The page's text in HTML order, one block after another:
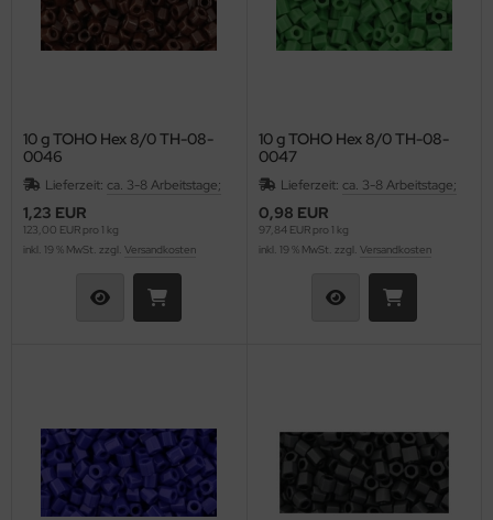
10 g TOHO Hex 8/0 TH-08-
0046
Lieferzeit: ca. 3-8 Arbeitstage;
1,23 EUR
123,00 EUR pro 1 kg
inkl. 19 % MwSt. zzgl. Versandkosten
10 g TOHO Hex 8/0 TH-08-
0047
Lieferzeit: ca. 3-8 Arbeitstage;
0,98 EUR
97,84 EUR pro 1 kg
inkl. 19 % MwSt. zzgl. Versandkosten